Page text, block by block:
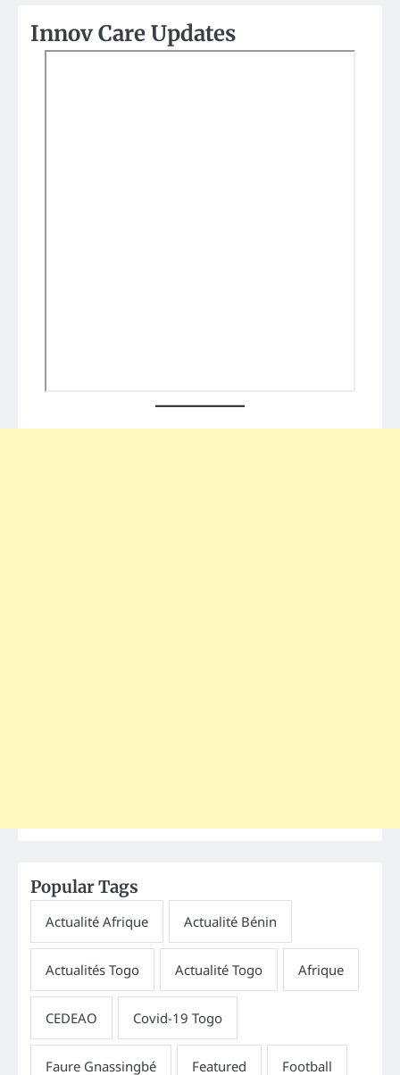
Innov Care Updates
Popular Tags